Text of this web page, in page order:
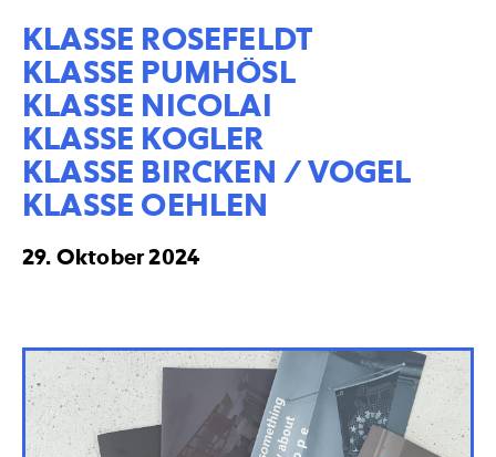
KLASSE ROSEFELDT
KLASSE PUMHÖSL
KLASSE NICOLAI
KLASSE KOGLER
KLASSE BIRCKEN / VOGEL
KLASSE OEHLEN
29. Oktober 2024